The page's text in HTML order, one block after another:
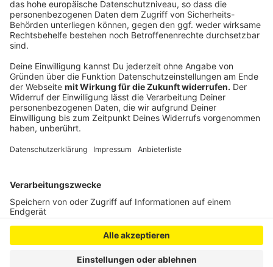
Anzeige
Die Feuerwehr musste am Mittwochnachmittag auch
schon zu einem ersten sturmbedingten Einsatz auf der
Wiesdorfer Hauptstraße ausrücken. Dort waren
Dachpfannen runtergekommen.
Anzeige